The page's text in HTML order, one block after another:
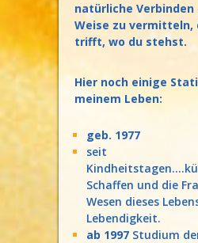
natürliche Verbinden
Weise zu vermitteln,
trifft, wo du stehst.
Hier noch einige
meinem Leben:
geb. 1977
seit
Schaffen und die
Wesen dieses
Lebendigkeit.
ab 1997 Studium